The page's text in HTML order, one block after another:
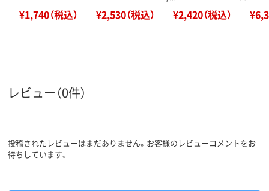
¥1,740（税込） ¥2,530（税込） ¥2,420（税込）
レビュー（0件）
投稿されたレビューはまだありません。お客様のレビューコメントをお
待ちしています。